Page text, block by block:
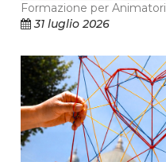
Formazione per Animatori
31 luglio 2026